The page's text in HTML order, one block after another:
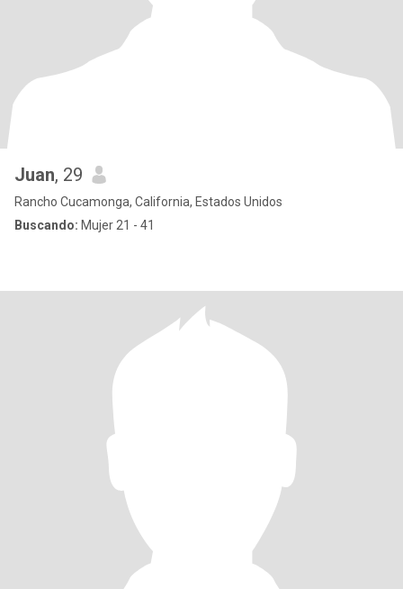
Juan, 29
Rancho Cucamonga, California, Estados Unidos
Buscando: Mujer 21 - 41